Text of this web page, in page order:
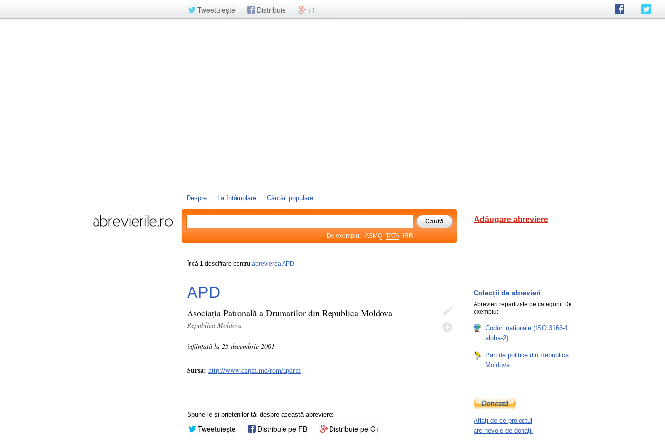
Tweetuiește Distribuie +1
Despre La întâmplare Căutări populare
De exemplu: ASMO TATA IRR
Adăugare abreviere
Încă 1 descifrare pentru abrevierea APD
APD
Asociaţia Patronală a Drumarilor din Republica Moldova
Republica Moldova
înființată la 25 decembrie 2001
Sursa: http://www.cnpm.md/rom/apdrm
Spune-le și prietenilor tăi despre această abreviere:
Tweetuiește Distribuie pe FB Distribuie pe G+
Colecții de abrevieri
Abrevieri repartizate pe categorii. De
exemplu:
Coduri naționale (ISO 3166-1
alpha-2)
Partide politice din Republica
Moldova
Aflați de ce proiectul
are nevoie de donații